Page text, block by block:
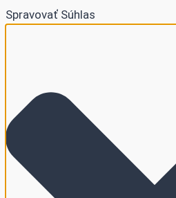
Spravovať Súhlas